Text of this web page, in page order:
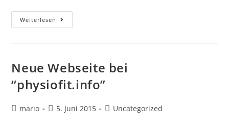
Weiterlesen
Neue Webseite bei
“physiofit.info”
mario 5. Juni 2015 Uncategorized